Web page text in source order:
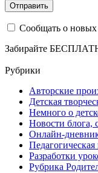
Сообщать о новых
Забирайте
Рубрики
Авторские
Детская
Немного о
Новости блога,
Онлайн-
Педагогическая
Разработки
Рубрика